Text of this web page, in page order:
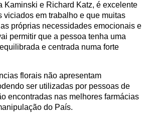
Kaminski e Richard Katz, é excelente
viciados em trabalho e que muitas
próprias necessidades emocionais e
permitir que a pessoa tenha uma
e centrada numa forte
florais não apresentam
ser utilizadas por pessoas de
encontradas nas melhores farmácias
do País.